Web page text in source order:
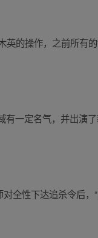
的操作，之前所有
一定名气，并出演
全性下达追杀令后，